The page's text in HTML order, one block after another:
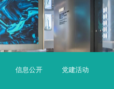
信息公开 党建活动